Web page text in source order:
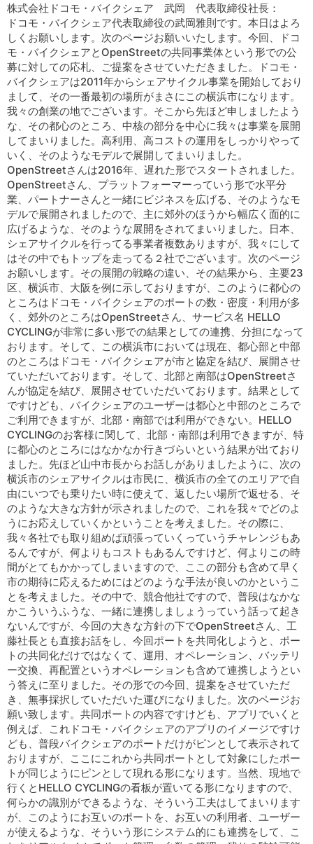
株式会社ドコモ・バイクシェア 武岡 代表取締役社長：
ドコモ・バイクシェア代表取締役の武岡雅則です。本日はよろ
しくお願いします。次のページお願いいたします。今回、ドコ
モ・バイクシェアとOpenStreetの共同事業体という形での公
募に対しての応札、ご提案をさせていただきました。ドコモ・
バイクシェアは2011年からシェアサイクル事業を開始しており
まして、その一番最初の場所がまさにこの横浜市になります。
我々の創業の地でございます。そこから先ほど申しましたよう
な、その都心のところ、中核の部分を中心に我々は事業を展開
してまいりました。高利用、高コストの運用をしっかりやって
いく、そのようなモデルで展開してまいりました。
OpenStreetさんは2016年、遅れた形でスタートされました。
OpenStreetさん、プラットフォーマーっていう形で水平分
業、パートナーさんと一緒にビジネスを広げる、そのようなモ
デルで展開されましたので、主に郊外のほうから幅広く面的に
広げるような、そのような展開をされてまいりました。日本、
シェアサイクルを行ってる事業者複数ありますが、我々にして
はその中でもトップを走ってる２社でございます。次のページ
お願いします。その展開の戦略の違い、その結果から、主要23
区、横浜市、大阪を例に示しておりますが、このように都心の
ところはドコモ・バイクシェアのポートの数・密度・利用が多
く、郊外のところはOpenStreetさん、サービス名 HELLO
CYCLINGが非常に多い形での結果としての連携、分担になって
おります。そして、この横浜市においては現在、都心部と中部
のところはドコモ・バイクシェアが市と協定を結び、展開させ
ていただいております。そして、北部と南部はOpenStreetさ
んが協定を結び、展開させていただいております。結果として
ですけども、バイクシェアのユーザーは都心と中部のところで
ご利用できますが、北部・南部では利用ができない。HELLO
CYCLINGのお客様に関して、北部・南部は利用できますが、特
に都心のところにはなかなか行きづらいという結果が出ており
ました。先ほど山中市長からお話しがありましたように、次の
横浜市のシェアサイクルは市民に、横浜市の全てのエリアで自
由にいつでも乗りたい時に使えて、返したい場所で返せる、そ
のような大きな方針が示されましたので、これを我々でどのよ
うにお応えしていくかということを考えました。その際に、
我々各社でも取り組めば頑張っていくっていうチャレンジもあ
るんですが、何よりもコストもあるんですけど、何よりこの時
間がとてもかかってしまいますので、ここの部分も含めて早く
市の期待に応えるためにはどのような手法が良いのかというこ
とを考えました。その中で、競合他社ですので、普段はなかな
かこういうふうな、一緒に連携しましょうっていう話って起き
ないんですが、今回の大きな方針の下でOpenStreetさん、工
藤社長とも直接お話をし、今回ポートを共同化しようと、ポー
トの共同化だけではなくて、運用、オペレーション、バッテリ
ー交換、再配置というオペレーションも含めて連携しようとい
う答えに至りました。その形での今回、提案をさせていただ
き、無事採択していただいた運びになりました。次のページお
願い致します。共同ポートの内容ですけども、アプリでいくと
例えば、これドコモ・バイクシェアのアプリのイメージですけ
ども、普段バイクシェアのポートだけがピンとして表示されて
おりますが、ここにこれから共同ポートとして対象にしたポー
トが同じようにピンとして現れる形になります。当然、現地で
行くとHELLO CYCLINGの看板が置いてる形になりますので、
何らかの識別ができるような、そういう工夫はしてまいります
が、このようにお互いのポートを、お互いの利用者、ユーザー
が使えるような、そういう形にシステム的にも連携をして、こ